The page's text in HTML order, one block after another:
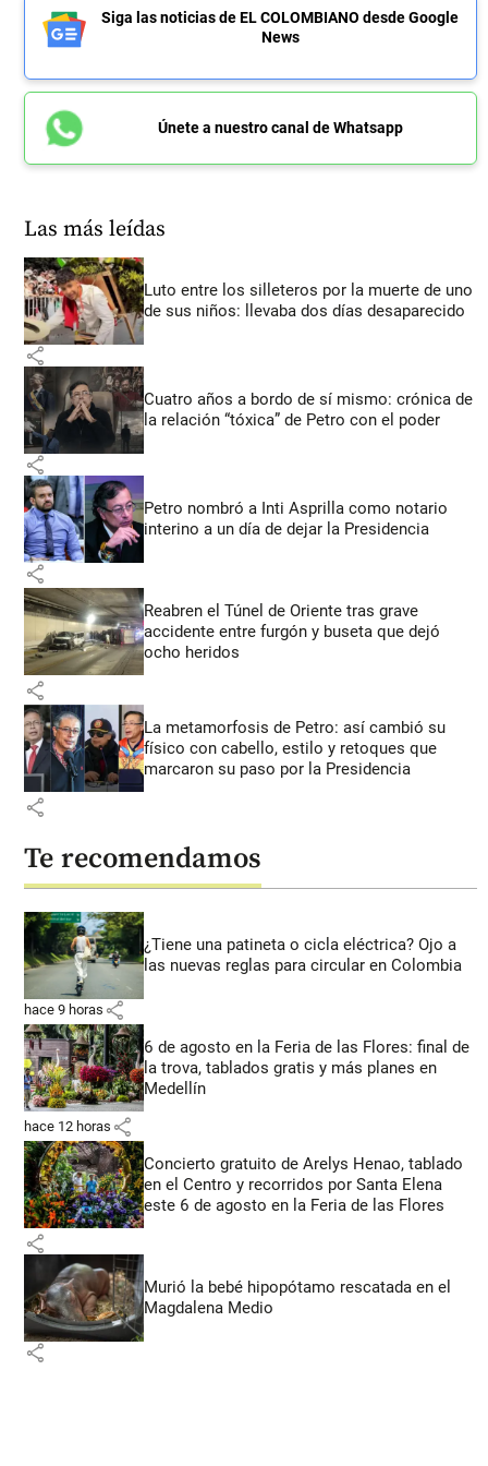
Siga las noticias de EL COLOMBIANO desde Google
News
Únete a nuestro canal de Whatsapp
Las más leídas
Luto entre los silleteros por la muerte de uno
de sus niños: llevaba dos días desaparecido
share
Cuatro años a bordo de sí mismo: crónica de
la relación “tóxica” de Petro con el poder
share
Petro nombró a Inti Asprilla como notario
interino a un día de dejar la Presidencia
share
Reabren el Túnel de Oriente tras grave
accidente entre furgón y buseta que dejó
ocho heridos
share
La metamorfosis de Petro: así cambió su
físico con cabello, estilo y retoques que
marcaron su paso por la Presidencia
share
Te recomendamos
¿Tiene una patineta o cicla eléctrica? Ojo a
las nuevas reglas para circular en Colombia
hace 9 horas share
6 de agosto en la Feria de las Flores: final de
la trova, tablados gratis y más planes en
Medellín
hace 12 horas share
Concierto gratuito de Arelys Henao, tablado
en el Centro y recorridos por Santa Elena
este 6 de agosto en la Feria de las Flores
share
Murió la bebé hipopótamo rescatada en el
Magdalena Medio
share